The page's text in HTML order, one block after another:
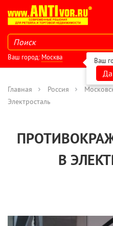
Ваш город: Москва Ваш
Да
Главная Россия
Электросталь
В